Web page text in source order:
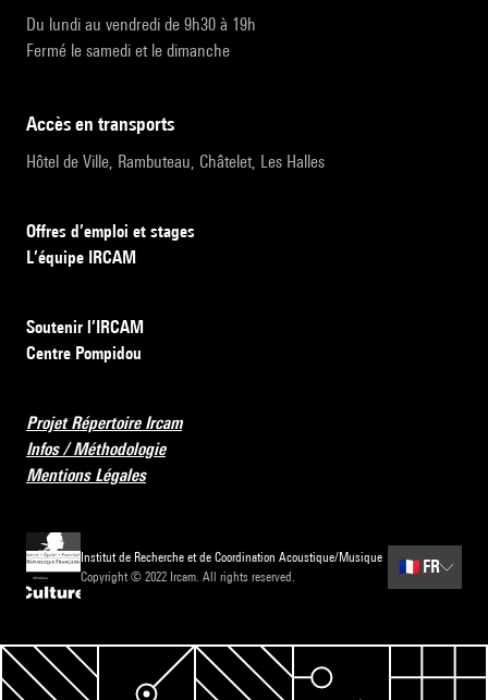
Du lundi au vendredi de 9h30 à 19h
Fermé le samedi et le dimanche
accès en transports
Hôtel de Ville, Rambuteau, Châtelet, Les Halles
Offres d’emploi et stages
L’équipe IRCAM
Soutenir l’IRCAM
Centre Pompidou
Projet Répertoire Ircam
Infos / Méthodologie
Mentions Légales
Institut de Recherche et de Coordination Acoustique/Musique
Copyright © 2022 Ircam. All rights reserved.
🇫🇷 FR